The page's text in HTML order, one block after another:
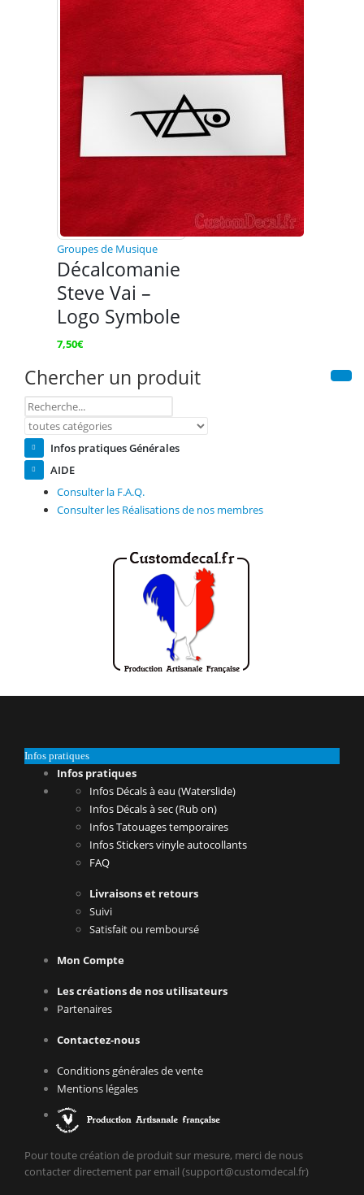
Groupes de Musique
Décalcomanie
Steve Vai –
Logo Symbole
7,50€
Chercher un produit
Infos pratiques Générales
AIDE
Consulter la F.A.Q.
Consulter les Réalisations de nos membres
Infos pratiques
Infos pratiques
Infos Décals à eau (Waterslide)
Infos Décals à sec (Rub on)
Infos Tatouages temporaires
Infos Stickers vinyle autocollants
FAQ
Livraisons et retours
Suivi
Satisfait ou remboursé
Mon Compte
Les créations de nos utilisateurs
Partenaires
Contactez-nous
Conditions générales de vente
Mentions légales
Pour toute création de produit sur mesure, merci de nous
contacter directement par email (support@customdecal.fr)